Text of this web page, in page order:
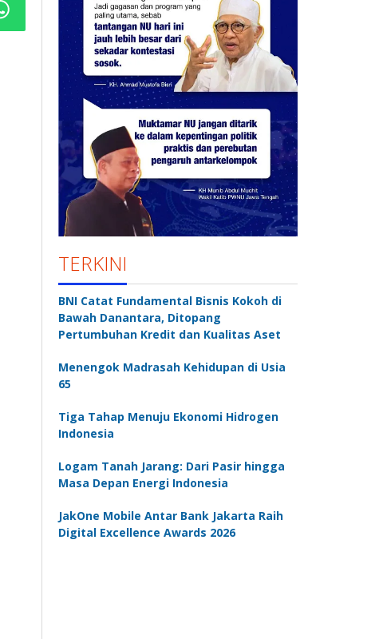
TERKINI
BNI Catat Fundamental Bisnis Kokoh di
Bawah Danantara, Ditopang
Pertumbuhan Kredit dan Kualitas Aset
Menengok Madrasah Kehidupan di Usia
65
Tiga Tahap Menuju Ekonomi Hidrogen
Indonesia
Logam Tanah Jarang: Dari Pasir hingga
Masa Depan Energi Indonesia
JakOne Mobile Antar Bank Jakarta Raih
Digital Excellence Awards 2026